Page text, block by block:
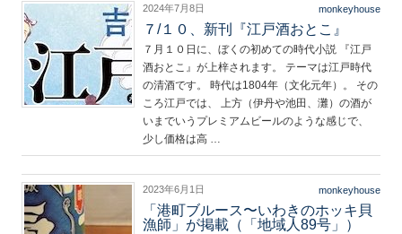
2024年7月8日 monkeyhouse
７/１０、新刊『江戸酒おとこ』
７月１０日に、ぼくの初めての時代小説 『江戸
酒おとこ』が上梓されます。 テーマは江戸時代
の清酒です。 時代は1804年（文化元年）。 その
ころ江戸では、 上方（伊丹や池田、灘）の酒が
いまでいうプレミアムビールのような感じで、
少し価格は高 …
2023年6月1日 monkeyhouse
「港町ブルース〜いわきのホッキ貝
漁師」が掲載（「地域人89号」）